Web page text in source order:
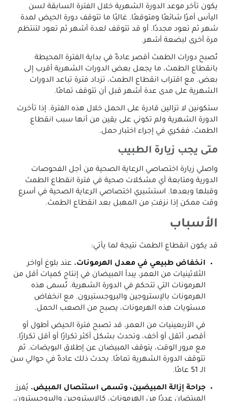
يكون تأخر موعد الدورة الشهرية خلال الفترة السابقة لسن
اليأس أمرًا شائعًا ومتوقعًا. غالبًا ما تتوقف دورة الحيض لمدة
شهر ثم تعود مجددًا. أو قد تتوقف لعدة أشهر ثم تعود لتنتظم
مرة أخرى لبضعة أشهر.
تُصبح دورات الطمث أقصر عادةً في بداية الفترة المحيطة
بانقطاع الطمث، ما يجعل بعض الدورات الشهرية أقرب إلى
بعض. مع اقتراب انقطاع الطمث، تزداد فترة تباعد الدورات
الشهرية على مدى عدة أشهر قبل أن تتوقف تمامًا.
ستكونين لا تزالين قادرة على الحمل خلال هذه الفترة. إذا تأخرت
الدورة الشهرية ولم تكوني على يقين من أنها سبب انقطاع
الطمث، ففكري في إجراء اختبار حمل.
متى يجب زيارة الطبيب
واصلي زيارة اختصاصي الرعاية الصحية من أجل الفحوصات
الدورية ومتابعة أي مشكلات صحية في فترة انقطاع الطمث
وقبلها وبعدها. استشيري اختصاصي الرعاية الصحية في أسرع
وقت ممكن إذا نزفتِ من المهبل بعد انقطاع الطمث.
الأسباب
قد يكون انقطاع الطمث نتيجة لما يأتي:
انخفاض طبيعي في معدل الهرمونات. عند بلوغ أواخر
الثلاثينيات من العمر، يبدأ المبيضان في إنتاج كميات أقل من
الهرمونات التي تتحكم في الدورة الشهرية. تُسمى هذه
الهرمونات بالإستروجين والبروجستيرون. مع انخفاض
مستويات هذه الهرمونات، يصبح من الصعب الحمل.
في الأربعينيات من العمر، قد تصبح فترة الحيض أطول أو
أقصر، أثقل أو أخف، وتحدث بشكل أكثر تكرارًا أو أقل تكرارًا.
مع مرور الوقت، يتوقف المبيضان عن إطلاق البويضات. ثم
تتوقف الدورة الشهرية تمامًا. يحدث ذلك عادةً في حوالي سن
الـ 51 عامًا.
جراحة إزالة المبيضين، وتسمى استئصال المبيض. يُفرز